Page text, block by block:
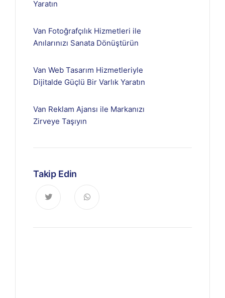
Yaratın
Van Fotoğrafçılık Hizmetleri ile
Anılarınızı Sanata Dönüştürün
Van Web Tasarım Hizmetleriyle
Dijitalde Güçlü Bir Varlık Yaratın
Van Reklam Ajansı ile Markanızı
Zirveye Taşıyın
Takip Edin